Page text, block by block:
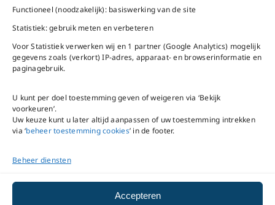
Functioneel (noodzakelijk): basiswerking van de site
Statistiek: gebruik meten en verbeteren
Voor Statistiek verwerken wij en 1 partner (Google Analytics) mogelijk
gegevens zoals (verkort) IP-adres, apparaat- en browserinformatie en
paginagebruik.
U kunt per doel toestemming geven of weigeren via ‘Bekijk
voorkeuren’.
Uw keuze kunt u later altijd aanpassen of uw toestemming intrekken
via ‘beheer toestemming cookies’ in de footer.
Beheer diensten
Accepteren
Bel ons
Mail ons
Na openingstijden
bereikbaar via
5020480
VNC Statuten
version
Copyright ©
beheer